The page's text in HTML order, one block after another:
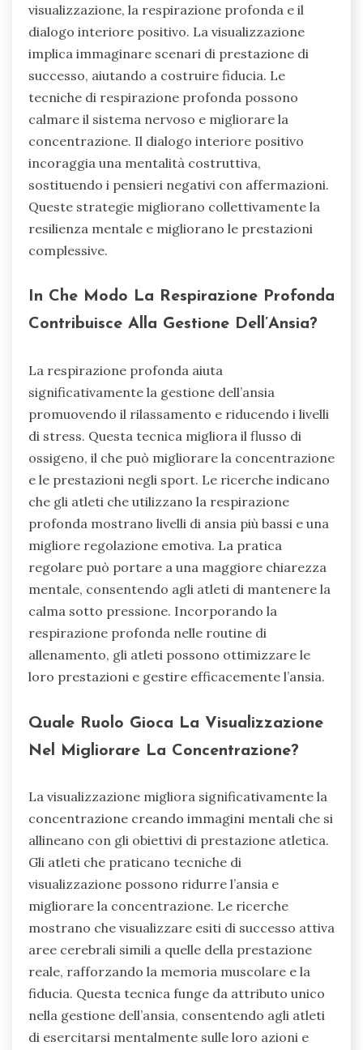
visualizzazione, la respirazione profonda e il
dialogo interiore positivo. La visualizzazione
implica immaginare scenari di prestazione di
successo, aiutando a costruire fiducia. Le
tecniche di respirazione profonda possono
calmare il sistema nervoso e migliorare la
concentrazione. Il dialogo interiore positivo
incoraggia una mentalità costruttiva,
sostituendo i pensieri negativi con affermazioni.
Queste strategie migliorano collettivamente la
resilienza mentale e migliorano le prestazioni
complessive.
In Che Modo La Respirazione Profonda
Contribuisce Alla Gestione Dell’Ansia?
La respirazione profonda aiuta
significativamente la gestione dell’ansia
promuovendo il rilassamento e riducendo i livelli
di stress. Questa tecnica migliora il flusso di
ossigeno, il che può migliorare la concentrazione
e le prestazioni negli sport. Le ricerche indicano
che gli atleti che utilizzano la respirazione
profonda mostrano livelli di ansia più bassi e una
migliore regolazione emotiva. La pratica
regolare può portare a una maggiore chiarezza
mentale, consentendo agli atleti di mantenere la
calma sotto pressione. Incorporando la
respirazione profonda nelle routine di
allenamento, gli atleti possono ottimizzare le
loro prestazioni e gestire efficacemente l’ansia.
Quale Ruolo Gioca La Visualizzazione
Nel Migliorare La Concentrazione?
La visualizzazione migliora significativamente la
concentrazione creando immagini mentali che si
allineano con gli obiettivi di prestazione atletica.
Gli atleti che praticano tecniche di
visualizzazione possono ridurre l’ansia e
migliorare la concentrazione. Le ricerche
mostrano che visualizzare esiti di successo attiva
aree cerebrali simili a quelle della prestazione
reale, rafforzando la memoria muscolare e la
fiducia. Questa tecnica funge da attributo unico
nella gestione dell’ansia, consentendo agli atleti
di esercitarsi mentalmente sulle loro azioni e